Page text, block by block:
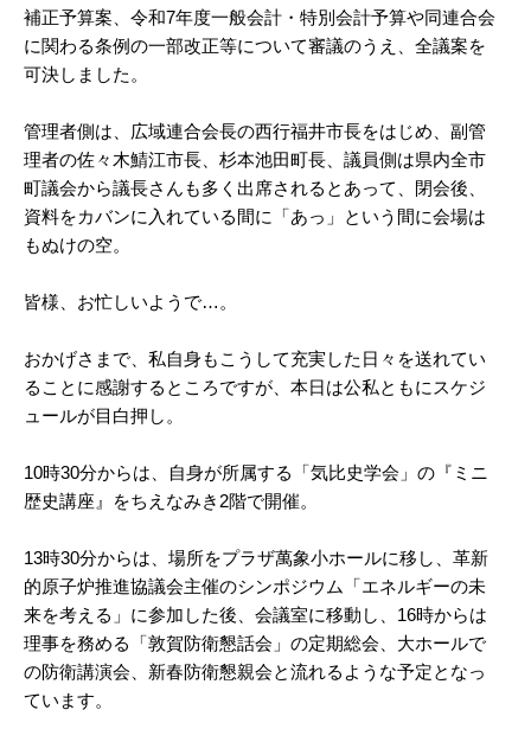
補正予算案、令和7年度一般会計・特別会計予算や同連合会
に関わる条例の一部改正等について審議のうえ、全議案を
可決しました。
管理者側は、広域連合会長の西行福井市長をはじめ、副管
理者の佐々木鯖江市長、杉本池田町長、議員側は県内全市
町議会から議長さんも多く出席されるとあって、閉会後、
資料をカバンに入れている間に「あっ」という間に会場は
もぬけの空。
皆様、お忙しいようで…。
おかげさまで、私自身もこうして充実した日々を送れてい
ることに感謝するところですが、本日は公私ともにスケジ
ュールが目白押し。
10時30分からは、自身が所属する「気比史学会」の『ミニ
歴史講座』をちえなみき2階で開催。
13時30分からは、場所をプラザ萬象小ホールに移し、革新
的原子炉推進協議会主催のシンポジウム「エネルギーの未
来を考える」に参加した後、会議室に移動し、16時からは
理事を務める「敦賀防衛懇話会」の定期総会、大ホールで
の防衛講演会、新春防衛懇親会と流れるような予定となっ
ています。